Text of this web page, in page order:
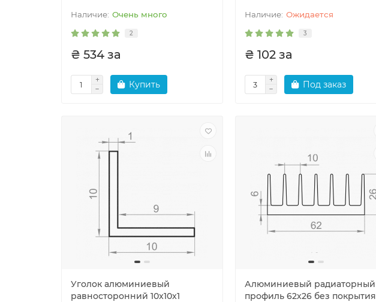
Очень много
2
₴ 534 за
Купить
Ожидается
3
₴ 102 за
Под заказ
Уголок алюминиевый
равносторонний 10x10x1
Алюминиевый радиаторный
профиль 62х26 без покрытия